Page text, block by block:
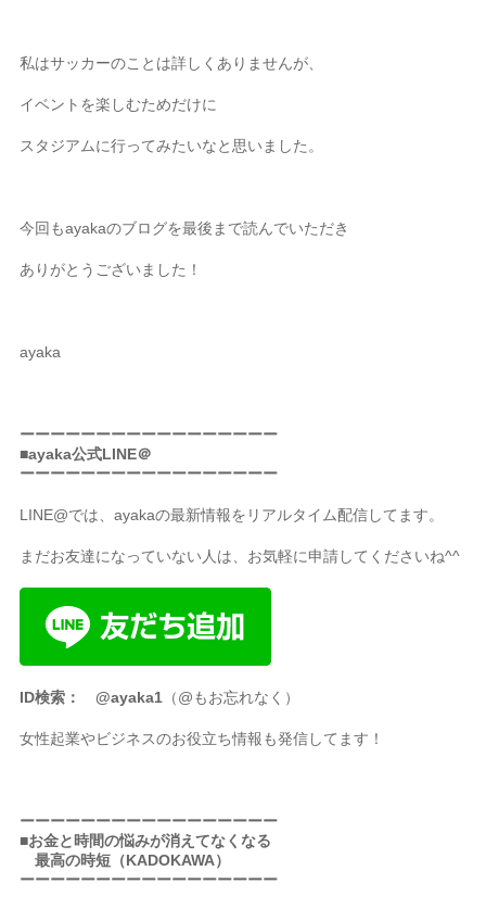
私はサッカーのことは詳しくありませんが、
イベントを楽しむためだけに
スタジアムに行ってみたいなと思いました。
今回もayakaのブログを最後まで読んでいただき
ありがとうございました！
ayaka
ーーーーーーーーーーーーーーーーー
■ayaka公式LINE＠
ーーーーーーーーーーーーーーーーー
LINE@では、ayakaの最新情報をリアルタイム配信してます。
まだお友達になっていない人は、お気軽に申請してくださいね^^
ID検索： @ayaka1 （@もお忘れなく）
女性起業やビジネスのお役立ち情報も発信してます！
ーーーーーーーーーーーーーーーーー
■お金と時間の悩みが消えてなくなる
最高の時短（KADOKAWA）
ーーーーーーーーーーーーーーーーー